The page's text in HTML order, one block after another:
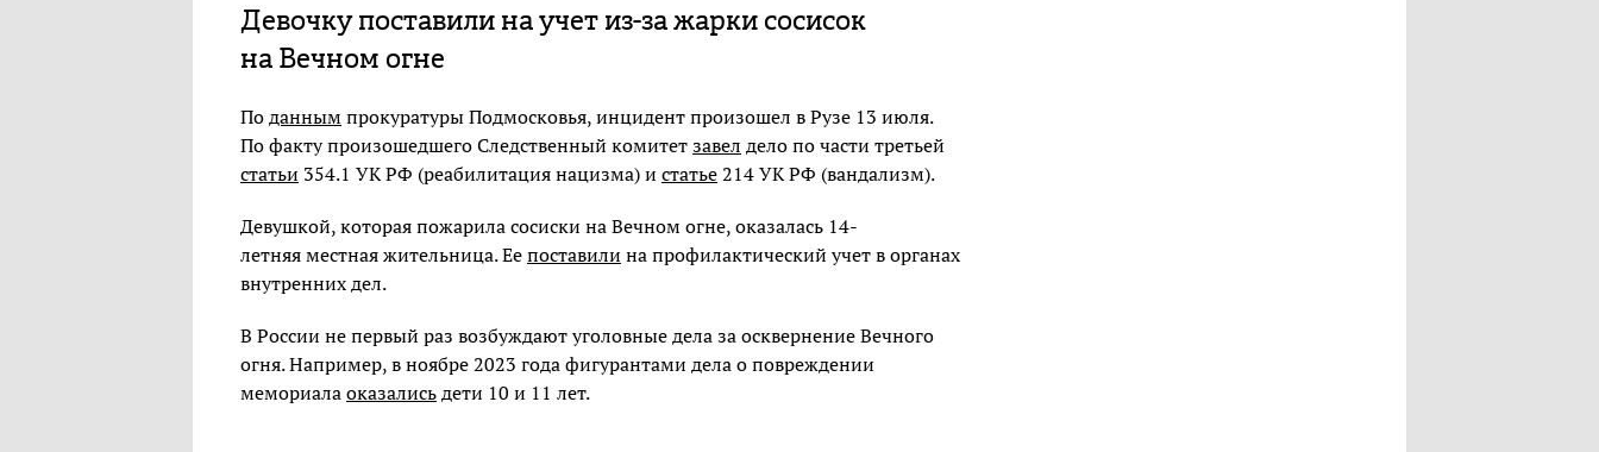
Девочку поставили на учет из-за жарки сосисок
на Вечном огне
Поданнымпрокуратуры Подмосковья, инцидент произошел в Рузе 13 июля.
По факту произошедшего Следственный комитетзавел дело по части третьей
статьи 354.1 УК РФ (реабилитация нацизма) и статье214 УК РФ (вандализм).
Девушкой, которая пожарила сосиски на Вечном огне, оказалась 14-
летняя местная жительница. Еепоставили на профилактический учет в органах
внутренних дел.
В России не первый раз возбуждают уголовные дела за осквернение Вечного
огня. Например, в ноябре 2023 года фигурантами дела о повреждении
мемориалаоказалисьдети 10 и 11 лет.